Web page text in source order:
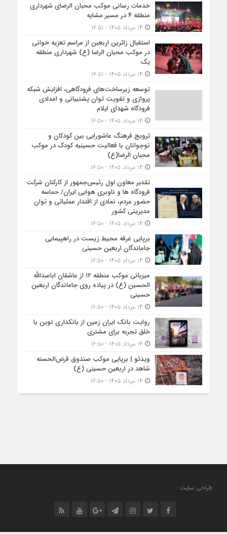
خدمات رسانی موکب محبان الرضای شهرداری
منطقه ۴ در مسیر مشایه
استقبال زائرین اربعین از مراسم تعزیه خوانی
در موکب محبان الرضا (ع) شهرداری منطقه
یک
توسعه زیرساخت‌های فرودگاهی، افزایش شبکه
پروازی و تقویت توان پشتیبانی و امدادی
فرودگاه شهدای ایلام
ترویج فرهنگ عاشورایی بین کودکان و
نوجوانان با فعالیت حسینیه کودک در موکب
محبان الرضا(ع)
تقدیر معاون اول رئیس‌جمهور از کارکنان شرکت
فرودگاه ها و ناوبری هوایی ایران/ حماسه
حضور مردم، نمادی از اقتدار عملیاتی و توان
مدیریتی کشور
برپایی غرفه محیط زیست در راهپیمایی
جاماندگان اربعین حسینی
میزبانی موکب منطقه ۱۲ از عاشقان اباعبدالله
الحسین (ع) در پیاده روی جاماندگان اربعین
حسینی
روایت بانک ایران زمین از بانکداری نوین با
خلق تجربه برای مشتری
ویدئو | برپایی موکب صندوق قرض‌الحسنه
شاهد در اربعین حسینی (ع)
طراحی سایت :